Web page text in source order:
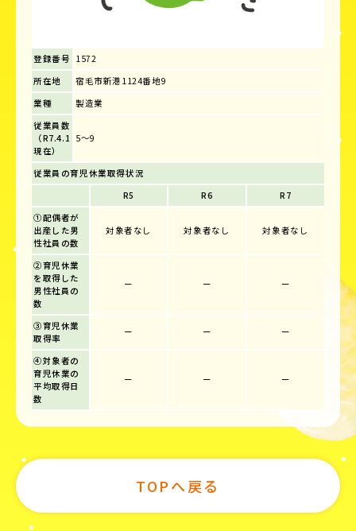
登録番号 1572
所在地
宿毛市新港1124番地9
業種
製造業
従業員数
（R7.4.1
現在）
5～9
従業員の育児休業取得状況
R5
R6
R7
①配偶者が
出産した男
性社員の数
対象者なし 対象者なし 対象者なし
②育児休業
を取得した
男性社員の
数
ー ー ー
③育児休業
取得率
ー ー ー
④対象者の
育児休業の
平均取得日
数
ー ー ー
TOPへ戻る